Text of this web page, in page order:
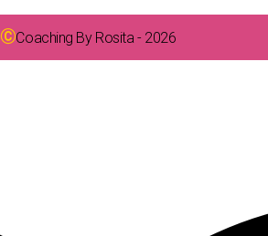
©Coaching By Rosita - 2026